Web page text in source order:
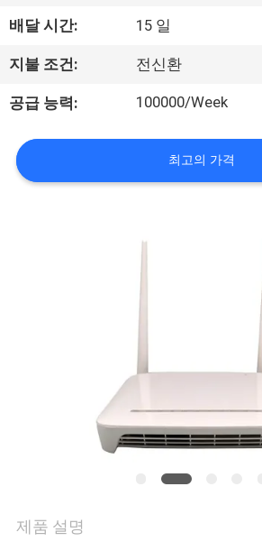
여
행
질
용
배달 시간: 15 일
지불 조건: 전신환
공급 능력: 100000/Week
최고의 가격
제품 설명